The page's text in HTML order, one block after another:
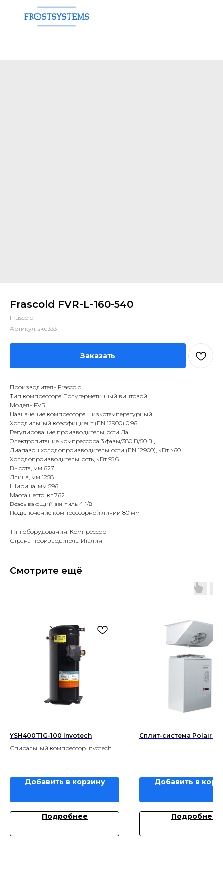
Frascold FVR-L-160-540
Frascold
Артикул: sku333
Заказать
Производитель Frascold
Тип компрессора Полугерметичный винтовой
Модель FVR
Назначение компрессора Низкотемпературный
Холодильный коэффициент (EN 12900) 0,96
Регулирование производительности Да
Электропитание компрессора 3 фазы/380 В/50 Гц
Диапазон холодопроизводительности (EN 12900), кВт >60
Холодопроизводительность, кВт 95,6
Высота, мм 627
Длина, мм 1258
Ширина, мм 596
Масса нетто, кг 762
Всасывающий вентиль 4 1/8"
Подключение компрессорной линии 80 мм
Тип оборудования: Компрессор
Страна производитель: Италия
Смотрите ещё
YSH400T1G-100 Invotech
Спиральный компрессор Invotech
Добавить в корзину
Подробнее
Сплит-система Polair
Добавить в
Подробнее